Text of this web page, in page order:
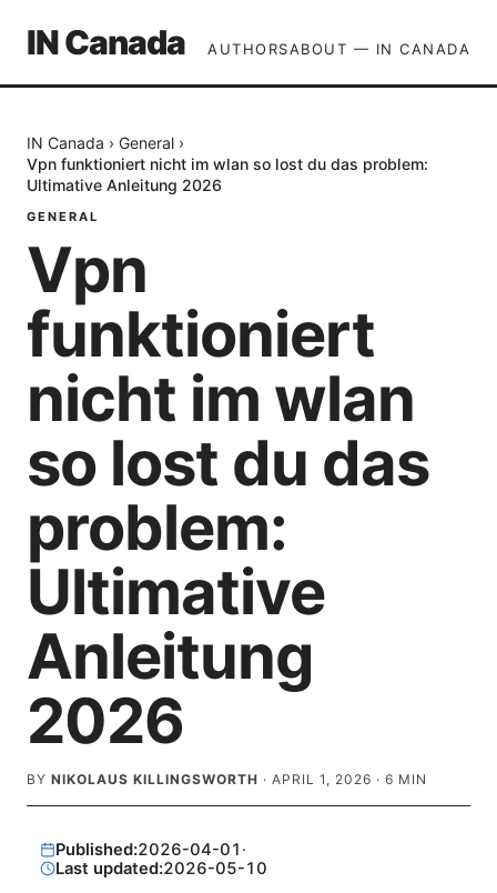
IN Canada AUTHORSABOUT — IN CANADA
IN Canada › General ›
Vpn funktioniert nicht im wlan so lost du das problem:
Ultimative Anleitung 2026
GENERAL
Vpn
funktioniert
nicht im wlan
so lost du das
problem:
Ultimative
Anleitung
2026
BY NIKOLAUS KILLINGSWORTH · APRIL 1, 2026 · 6 MIN
Published:2026-04-01 ·
Last updated:2026-05-10